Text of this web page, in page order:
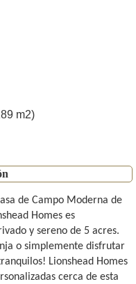
m2)
de Campo Moderna de
Homes es
y sereno de 5 acres.
o simplemente disfrutar
Lionshead Homes
cerca de esta